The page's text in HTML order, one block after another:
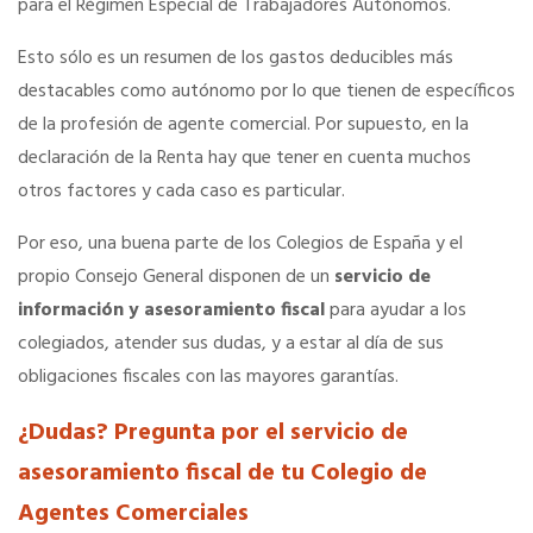
Hoteles
Apps
Información a la última
Una gran organización
OFERTAS DE EMPLEO
Esto sólo es un resumen de los gastos deducibles más
destacables como autónomo por lo que tienen de específicos
de la profesión de agente comercial. Por supuesto, en la
declaración de la Renta hay que tener en cuenta muchos
otros factores y cada caso es particular.
Por eso, una buena parte de los Colegios de España y el
propio Consejo General disponen de un servicio de
información y asesoramiento fiscalpara ayudar a los
colegiados, atender sus dudas, y a estar al día de sus
obligaciones fiscales con las mayores garantías.
¿Dudas? Pregunta por el servicio de
asesoramiento fiscal de tu Colegio de
Agentes Comerciales